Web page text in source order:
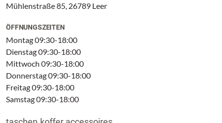
Mühlenstraße 85, 26789 Leer
ÖFFNUNGSZEITEN
Montag 09:30-18:00
Dienstag 09:30-18:00
Mittwoch 09:30-18:00
Donnerstag 09:30-18:00
Freitag 09:30-18:00
Samstag 09:30-18:00